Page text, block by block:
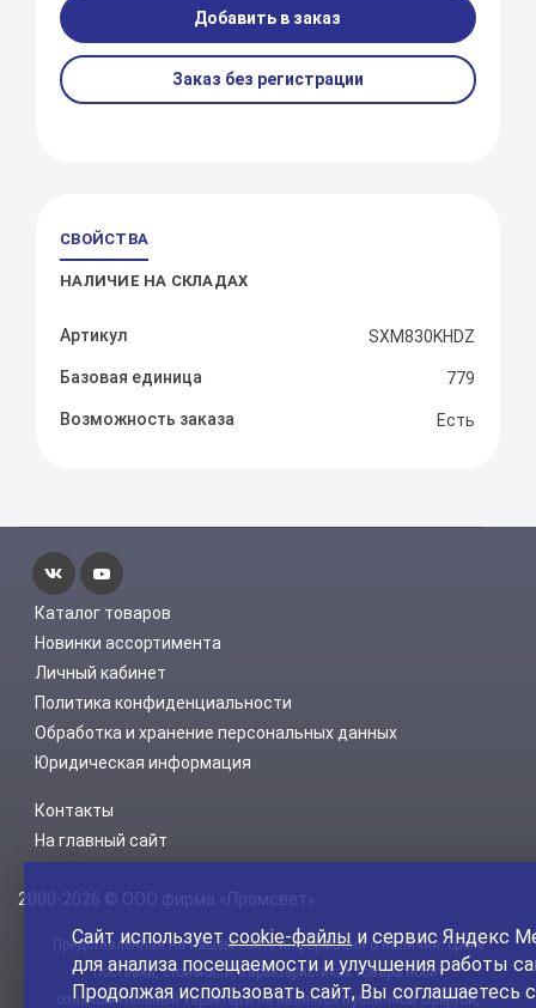
Добавить в заказ
Заказ без регистрации
СВОЙСТВА
НАЛИЧИЕ НА СКЛАДАХ
Артикул SXM830KHDZ
Базовая единица 779
Возможность заказа Есть
Каталог товаров
Новинки ассортимента
Личный кабинет
Политика конфиденциальности
Обработка и хранение персональных данных
Юридическая информация
Контакты
На главный сайт
2000-2026 © ООО фирма «Промсвет»
Представленная на нашем сайте информация о наличии, сроке
поставки, стоимости, характеристиках товара носит
ознакомительный характер и не является публичной офертой,
Сайт используетcookie-файлы и сервис Яндекс
для анализа посещаемости и улучшения работы
Продолжая использовать сайт, Вы соглашаетесь